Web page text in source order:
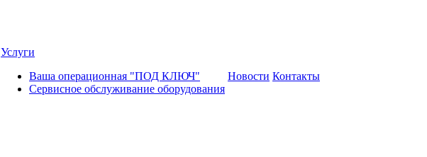
Услуги
Ваша операционная "ПОД КЛЮЧ"
Сервисное обслуживание оборудования
Новости Контакты